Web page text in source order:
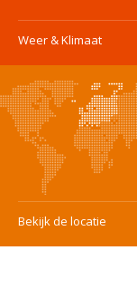
Weer & Klimaat
Bekijk de locatie